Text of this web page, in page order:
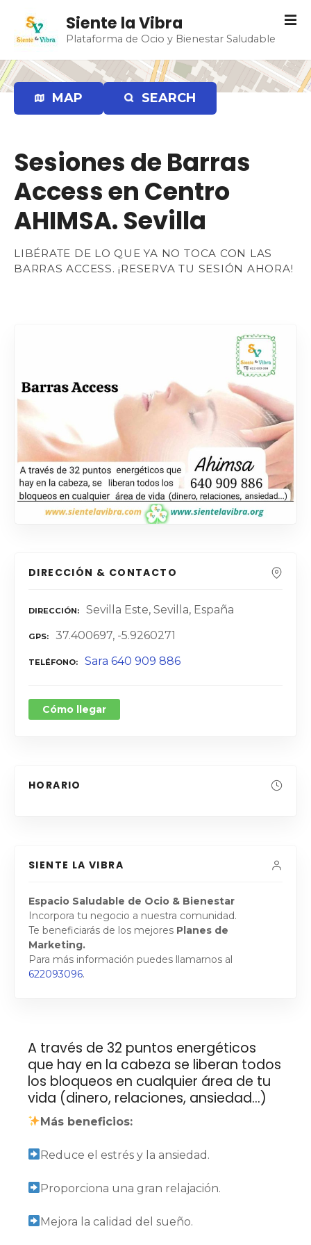
t
a
r
Siente la Vibra
Plataforma de Ocio y Bienestar Saludable
MAP SEARCH
Sesiones de Barras
Access en Centro
AHIMSA. Sevilla
LIBÉRATE DE LO QUE YA NO TOCA CON LAS
BARRAS ACCESS. ¡RESERVA TU SESIÓN AHORA!
DIRECCIÓN & CONTACTO
DIRECCIÓN Sevilla Este, Sevilla, España
GPS 37.400697, -5.9260271
TELÉFONO Sara 640 909 886
Cómo llegar
HORARIO
SIENTE LA VIBRA
Espacio Saludable de Ocio & Bienestar
Incorpora tu negocio a nuestra comunidad.
Te beneficiarás de los mejores Planes de
Marketing.
Para más información puedes llamarnos al
622093096.
A través de 32 puntos energéticos
que hay en la cabeza se liberan todos
los bloqueos en cualquier área de tu
vida (dinero, relaciones, ansiedad…)
Más beneficios:
Reduce el estrés y la ansiedad.
Proporciona una gran relajación.
Mejora la calidad del sueño.